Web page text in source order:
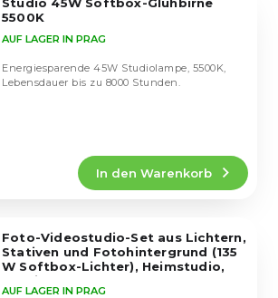
5500K
AUF LAGER IN PRAG
In den Warenkorb
Energiesparende 45W Studiolampe, 5500K,
Lebensdauer bis zu 8000 Stunden.
Foto-Videostudio-Set aus Lichtern,
Stativen und Fotohintergrund (135
W Softbox-Lichter), Heimstudio,
Studio
AUF LAGER IN PRAG